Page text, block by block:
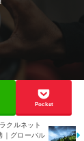
Pocket
クルネット
｜グローバル